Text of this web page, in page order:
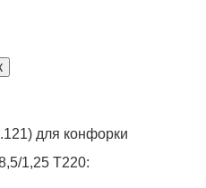
для конфорки
1,25 Т220: